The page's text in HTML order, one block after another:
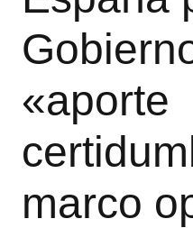
«aporte
marco